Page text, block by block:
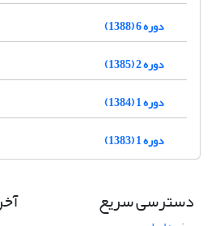
دوره 6 (1388)
دوره 2 (1385)
دوره 1 (1384)
دوره 1 (1383)
دسترسی سریع